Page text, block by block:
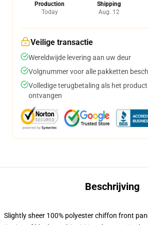
Production
Today
Shipping
Aug. 12
Veilige transactie
Wereldwijde levering aan uw deur
Volgnummer voor alle pakketten
Volledige terugbetaling als het
ontvangen
Beschrijving
Slightly sheer 100% polyester chiffon front